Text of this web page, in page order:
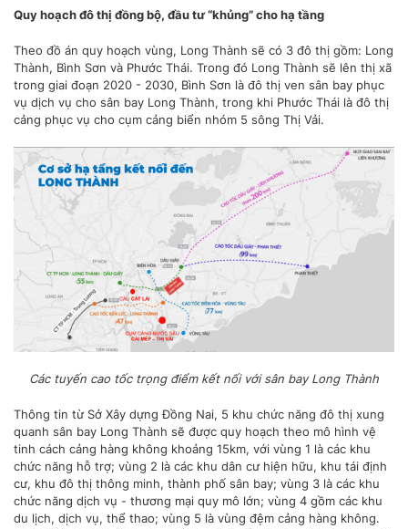
Quy hoạch đô thị đồng bộ, đầu tư “khủng” cho hạ tầng
Theo đồ án quy hoạch vùng, Long Thành sẽ có 3 đô thị gồm: Long
Thành, Bình Sơn và Phước Thái. Trong đó Long Thành sẽ lên thị xã
trong giai đoạn 2020 - 2030, Bình Sơn là đô thị ven sân bay phục
vụ dịch vụ cho sân bay Long Thành, trong khi Phước Thái là đô thị
cảng phục vụ cho cụm cảng biển nhóm 5 sông Thị Vải.
Các tuyến cao tốc trọng điểm kết nối với sân bay Long Thành
Thông tin từ Sở Xây dựng Đồng Nai, 5 khu chức năng đô thị xung
quanh sân bay Long Thành sẽ được quy hoạch theo mô hình vệ
tinh cách cảng hàng không khoảng 15km, với vùng 1 là các khu
chức năng hỗ trợ; vùng 2 là các khu dân cư hiện hữu, khu tái định
cư, khu đô thị thông minh, thành phố sân bay; vùng 3 là các khu
chức năng dịch vụ - thương mại quy mô lớn; vùng 4 gồm các khu
du lịch, dịch vụ, thể thao; vùng 5 là vùng đệm cảng hàng không.